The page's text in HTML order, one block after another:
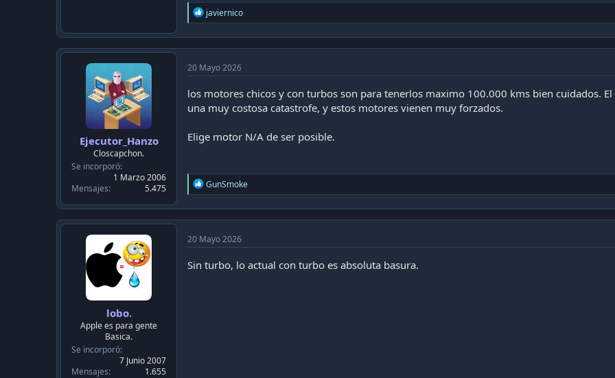
R
e
i
o
s
javiernico
Ejecutor_Hanzo
Closcapchon.
Se incorporó
1 Marzo 2006
Mensajes
5.475
20 Mayo 2026
los motores chicos y con turbos son para tenerlos maximo 100.000 kms bien cuidados.
una muy costosa catastrofe, y estos motores vienen muy forzados.
Elige motor N/A de ser posible.
R
e
i
o
n
s
GunSmoke
lobo.
Apple es para gente
Basica.
Se incorporó
7 Junio 2007
Mensajes
1.655
20 Mayo 2026
Sin turbo, lo actual con turbo es absoluta basura.